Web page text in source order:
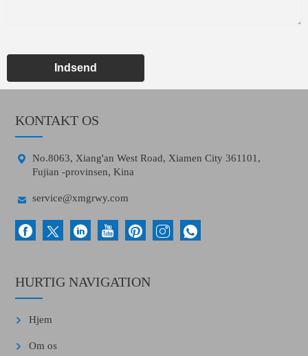
Indsend
KONTAKT OS

No.8063, Xiang'an West Road, Xiamen City 361101,
Fujian -provinsen, Kina
 service@xmgrwy.com
HURTIG NAVIGATION
Hjem
Om os